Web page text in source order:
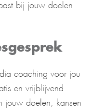
bij jouw doelen
coaching voor jou
en vrijblijvend
jouw doelen, kansen